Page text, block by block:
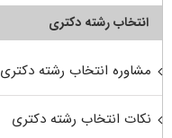
انتخاب رشته دکتری
مشاوره انتخاب رشته دکتری
نکات انتخاب رشته دکتری